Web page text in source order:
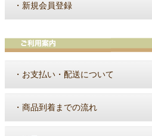
・ 新規会員登録
・ お支払い・配送について
・ 商品到着までの流れ